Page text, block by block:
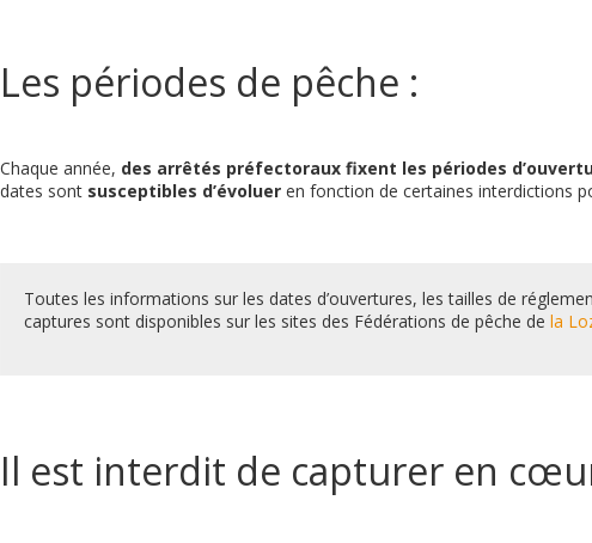
Les périodes de pêche :
Chaque année, des arrêtés préfectoraux fixent les périodes
dates sont susceptibles d’évoluer en fonction de certaines interdictions
Toutes les informations sur les dates d’ouvertures, les tailles de
captures sont disponibles sur les sites des Fédérations de pêche de la
Il est interdit de capturer en